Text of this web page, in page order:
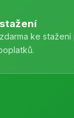
ke stažení